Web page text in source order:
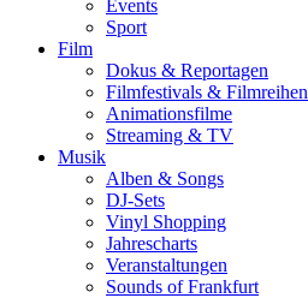
Events
Sport
Film
Dokus & Reportagen
Filmfestivals & Filmreihen
Animationsfilme
Streaming & TV
Musik
Alben & Songs
DJ-Sets
Vinyl Shopping
Jahrescharts
Veranstaltungen
Sounds of Frankfurt